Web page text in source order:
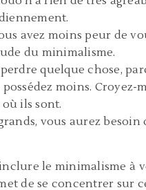
avez moins peur de
du minimalisme.
quelque chose,
moins. Croyez-
ils sont.
vous aurez
le minimalisme à
de se concentrer sur